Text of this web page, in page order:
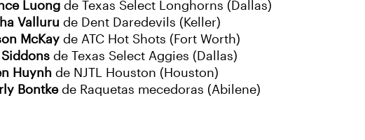
Luong de Texas Select Longhorns (Dallas)
Valluru de Dent Daredevils (Keller)
McKay de ATC Hot Shots (Fort Worth)
Siddons de Texas Select Aggies (Dallas)
Huynh de NJTL Houston (Houston)
Bontke de Raquetas mecedoras (Abilene)